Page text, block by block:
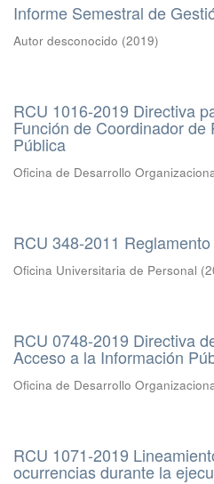
Informe Semestral de
Autor desconocido (2019)
RCU 1016-2019 Directiva
Función de Coordinador de
Pública
Oficina de Desarrollo
RCU 348-2011
Oficina Universitaria de Personal (
RCU 0748-2019 Directiva
Acceso a la Información
Oficina de Desarrollo
RCU 1071-2019
ocurrencias durante la